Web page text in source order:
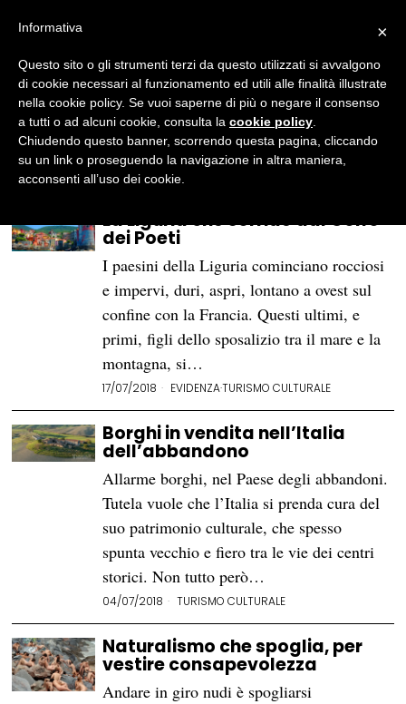
Francesca Leali
Nata a Brescia nel 1993. Laureata in lettere
moderne indirizzo arti all'Università di
Bergamo, dopo un anno trascorso in
Erasmus a Parigi. Appassionata di
fotografia, cinema, teatro e arte
contemporanea.
La Liguria che sorride dal Golfo
dei Poeti
I paesini della Liguria cominciano rocciosi
e impervi, duri, aspri, lontano a ovest sul
confine con la Francia. Questi ultimi, e
primi, figli dello sposalizio tra il mare e la
montagna, si…
17/07/2018 EVIDENZA·TURISMO CULTURALE
Borghi in vendita nell’Italia
dell’abbandono
Allarme borghi, nel Paese degli abbandoni.
Tutela vuole che l’Italia si prenda cura del
suo patrimonio culturale, che spesso
spunta vecchio e fiero tra le vie dei centri
storici. Non tutto però…
04/07/2018 TURISMO CULTURALE
Naturalismo che spoglia, per
vestire consapevolezza
Andare in giro nudi è spogliarsi
×
Informativa
Questo sito o gli strumenti terzi da questo utilizzati si avvalgono
di cookie necessari al funzionamento ed utili alle finalità illustrate
nella cookie policy. Se vuoi saperne di più o negare il consenso
a tutti o ad alcuni cookie, consulta la cookie policy
Chiudendo questo banner, scorrendo questa pagina, cliccando
su un link o proseguendo la navigazione in altra maniera,
acconsenti all’uso dei cookie.